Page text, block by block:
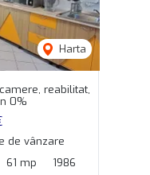
Harta
reabilitat,
0%
de vânzare
61 mp 1986